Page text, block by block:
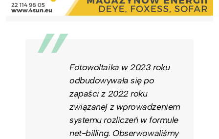
Fotowoltaika w 2023 roku
odbudowywała się po
zapaści z 2022 roku
związanej z wprowadzeniem
systemu rozliczeń w formule
net-billing. Obserwowaliśmy